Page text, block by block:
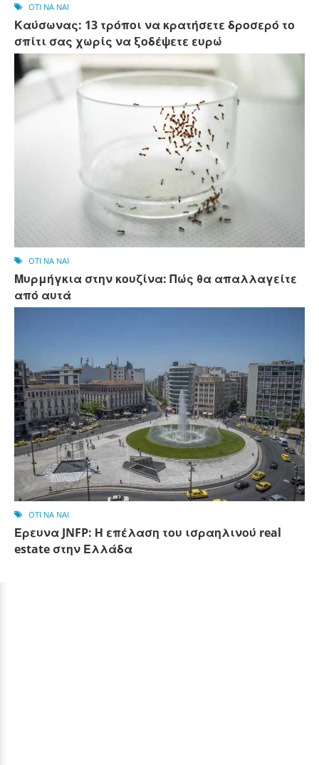
OTI NA NAI
Καύσωνας: 13 τρόποι να κρατήσετε δροσερό το
σπίτι σας χωρίς να ξοδέψετε ευρώ
OTI NA NAI
Μυρμήγκια στην κουζίνα: Πώς θα απαλλαγείτε
από αυτά
OTI NA NAI
Έρευνα JNFP: Η επέλαση του ισραηλινού real
estate στην Ελλάδα